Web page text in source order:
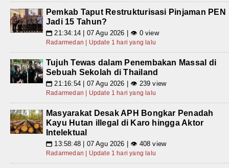
Pemkab Taput Restrukturisasi Pinjaman PEN
Jadi 15 Tahun?
📅 21:34:14 | 07 Agu 2026 | 👁 0 view
Radarmedan | Update 1 hari yang lalu
Tujuh Tewas dalam Penembakan Massal di
Sebuah Sekolah di Thailand
📅 21:16:54 | 07 Agu 2026 | 👁 239 view
Radarmedan | Update 1 hari yang lalu
Masyarakat Desak APH Bongkar Penadah
Kayu Hutan illegal di Karo hingga Aktor
Intelektual
📅 13:58:48 | 07 Agu 2026 | 👁 408 view
Radarmedan | Update 1 hari yang lalu